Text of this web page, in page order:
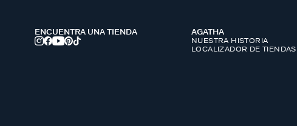
AGATHA
NUESTRA HISTORIA
LOCALIZADOR DE TIENDAS
ENCUENTRA UNA TIENDA